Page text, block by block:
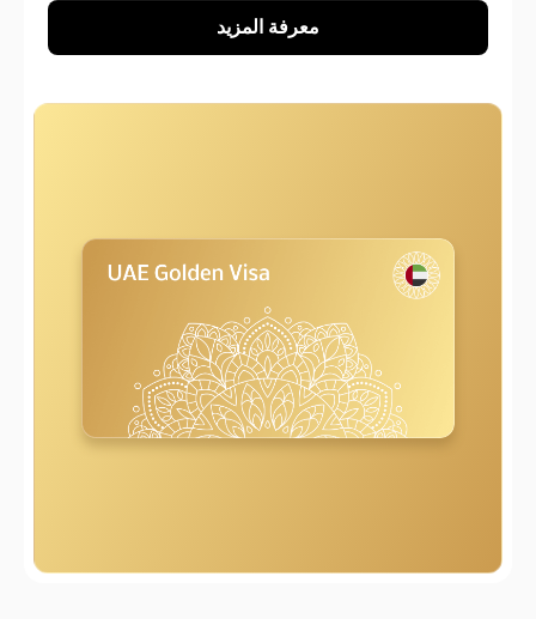
معرفة المزيد